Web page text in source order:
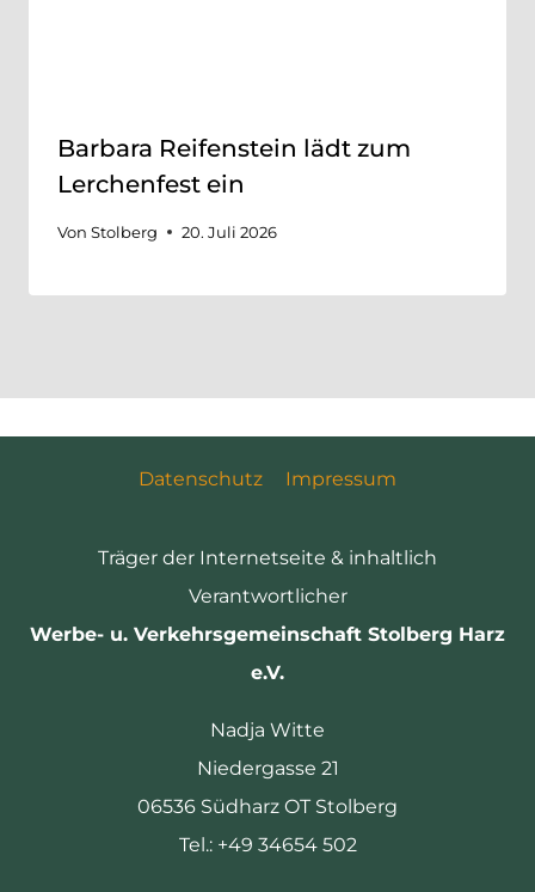
Barbara Reifenstein lädt zum
Lerchenfest ein
Von Stolberg 20. Juli 2026
Datenschutz Impressum
Träger der Internetseite & inhaltlich
Verantwortlicher
Werbe- u. Verkehrsgemeinschaft Stolberg Harz
e.V.
Nadja Witte
Niedergasse 21
06536 Südharz OT Stolberg
Tel.: +49 34654 502